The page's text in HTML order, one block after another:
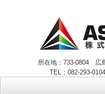
所在地：733-0804 広
TEL：082-293-